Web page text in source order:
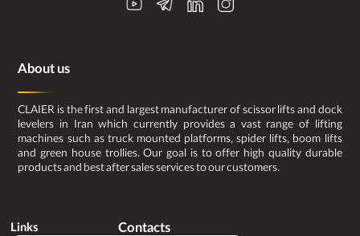
About us
CLAIER is the first and largest manufacturer of scissor lifts and dock
levelers in Iran which currently provides a vast range of lifting
machines such as truck mounted platforms, spider lifts, boom lifts
and green house trollies. Our goal is to offer high quality durable
products and best after sales services to our customers.
Links Contacts